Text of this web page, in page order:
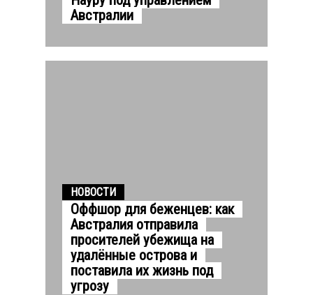
Австралии
НОВОСТИ
Оффшор для беженцев: как
Австралия отправила
просителей убежища на
удалённые острова и
поставила их жизнь под
угрозу